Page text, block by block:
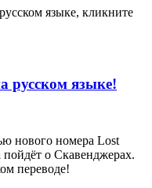
языке, кликните
русском языке!
нового номера Lost
пойдёт о Скавенджерах.
переводе!